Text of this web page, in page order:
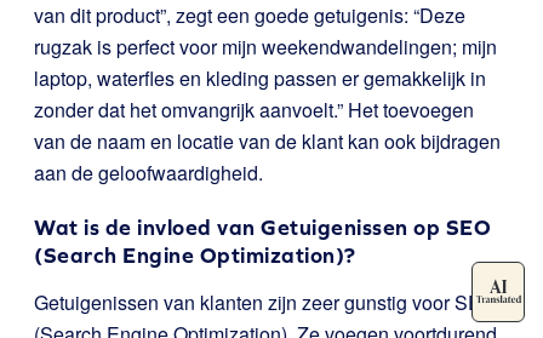
van dit product”, zegt een goede getuigenis: “Deze
rugzak is perfect voor mijn weekendwandelingen; mijn
laptop, waterfles en kleding passen er gemakkelijk in
zonder dat het omvangrijk aanvoelt.” Het toevoegen
van de naam en locatie van de klant kan ook bijdragen
aan de geloofwaardigheid.
Wat is de invloed van Getuigenissen op SEO
(Search Engine Optimization)?
Getuigenissen van klanten zijn zeer gunstig voor SEO